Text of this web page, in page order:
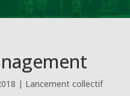
| Lancement collectif